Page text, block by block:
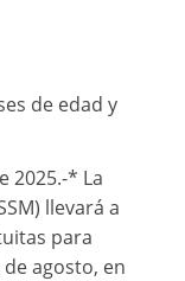
de edad y
2025.-* La
llevará a
para
agosto, en